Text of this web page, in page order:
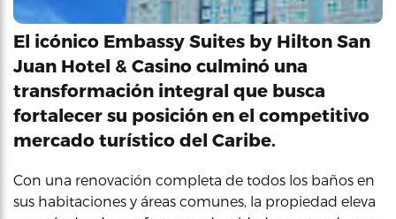
El icónico Embassy Suites by Hilton San
Juan Hotel & Casino culminó una
transformación integral que busca
fortalecer su posición en el competitivo
mercado turístico del Caribe.
Con una renovación completa de todos los baños en
sus habitaciones y áreas comunes, la propiedad eleva